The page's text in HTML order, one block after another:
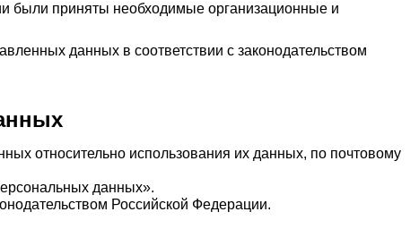
были приняты необходимые организационные и
данных в соответствии с законодательством
относительно использования их данных, по почтовому
данных».
Российской Федерации.